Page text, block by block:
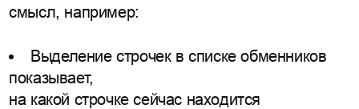
смысл, например:
Выделение строчек в списке обменников
показывает,
на какой строчке сейчас находится